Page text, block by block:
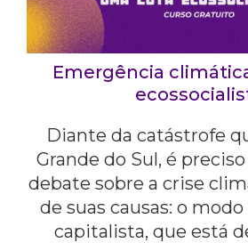
Emergência
Diante da catástrofe
Grande do Sul, é
debate sobre a crise
de suas causas: o
capitalista, que está